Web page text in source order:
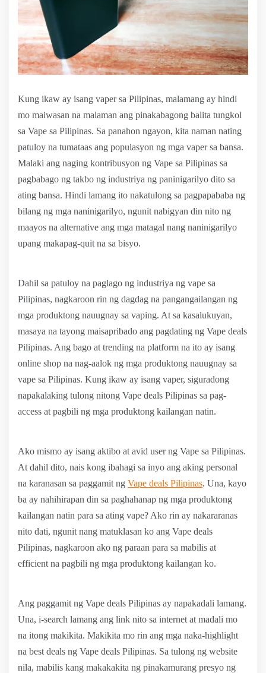
Kung ikaw ay isang vaper sa Pilipinas, malamang ay hindi
mo maiwasan na malaman ang pinakabagong balita tungkol
sa Vape sa Pilipinas. Sa panahon ngayon, kita naman nating
patuloy na tumataas ang populasyon ng mga vaper sa bansa.
Malaki ang naging kontribusyon ng Vape sa Pilipinas sa
pagbabago ng takbo ng industriya ng paninigarilyo dito sa
ating bansa. Hindi lamang ito nakatulong sa pagpapababa ng
bilang ng mga naninigarilyo, ngunit nabigyan din nito ng
maayos na alternative ang mga matagal nang naninigarilyo
upang makapag-quit na sa bisyo.
Dahil sa patuloy na paglago ng industriya ng vape sa
Pilipinas, nagkaroon rin ng dagdag na pangangailangan ng
mga produktong nauugnay sa vaping. At sa kasalukuyan,
masaya na tayong maisapribado ang pagdating ng Vape deals
Pilipinas. Ang bago at trending na platform na ito ay isang
online shop na nag-aalok ng mga produktong nauugnay sa
vape sa Pilipinas. Kung ikaw ay isang vaper, siguradong
napakalaking tulong nitong Vape deals Pilipinas sa pag-
access at pagbili ng mga produktong kailangan natin.
Ako mismo ay isang aktibo at avid user ng Vape sa Pilipinas.
At dahil dito, nais kong ibahagi sa inyo ang aking personal
na karanasan sa paggamit ng Vape deals Pilipinas. Una, kayo
ba ay nahihirapan din sa paghahanap ng mga produktong
kailangan natin para sa ating vape? Ako rin ay nakararanas
nito dati, ngunit nang matuklasan ko ang Vape deals
Pilipinas, nagkaroon ako ng paraan para sa mabilis at
efficient na pagbili ng mga produktong kailangan ko.
Ang paggamit ng Vape deals Pilipinas ay napakadali lamang.
Una, i-search lamang ang link nito sa internet at madali mo
na itong makikita. Makikita mo rin ang mga naka-highlight
na best deals ng Vape deals Pilipinas. Sa tulong ng website
nila, mabilis kang makakakita ng pinakamurang presyo ng